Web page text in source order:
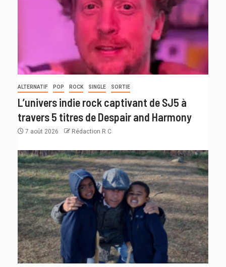
ALTERNATIF POP ROCK SINGLE SORTIE
L’univers indie rock captivant de SJ5 à
travers 5 titres de Despair and Harmony
7 août 2026 Rédaction R C